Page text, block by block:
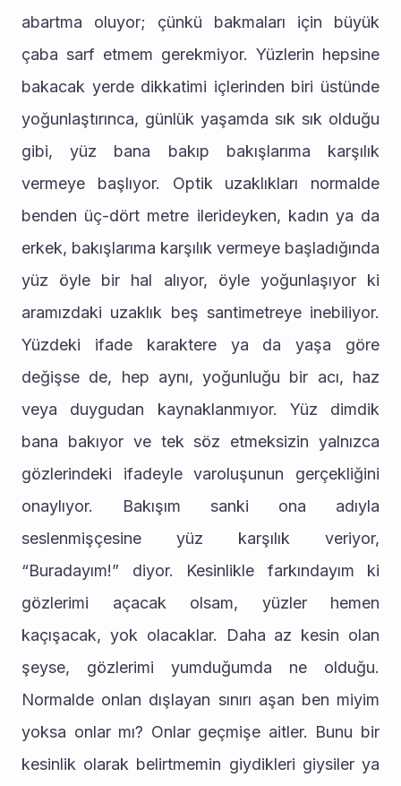
abartma oluyor; çünkü bakmaları için büyük
çaba sarf etmem gerekmiyor. Yüzlerin hepsine
bakacak yerde dikkatimi içlerinden biri üstünde
yoğunlaştırınca, günlük yaşamda sık sık olduğu
gibi, yüz bana bakıp bakışlarıma karşılık
vermeye başlıyor. Optik uzaklıkları normalde
benden üç-dört metre ilerideyken, kadın ya da
erkek, bakışlarıma karşılık vermeye başladığında
yüz öyle bir hal alıyor, öyle yoğunlaşıyor ki
aramızdaki uzaklık beş santimetreye inebiliyor.
Yüzdeki ifade karaktere ya da yaşa göre
değişse de, hep aynı, yoğunluğu bir acı, haz
veya duygudan kaynaklanmıyor. Yüz dimdik
bana bakıyor ve tek söz etmeksizin yalnızca
gözlerindeki ifadeyle varoluşunun gerçekliğini
onaylıyor. Bakışım sanki ona adıyla
seslenmişçesine yüz karşılık veriyor,
“Buradayım!” diyor. Kesinlikle farkındayım ki
gözlerimi açacak olsam, yüzler hemen
kaçışacak, yok olacaklar. Daha az kesin olan
şeyse, gözlerimi yumduğumda ne olduğu.
Normalde onlan dışlayan sınırı aşan ben miyim
yoksa onlar mı? Onlar geçmişe aitler. Bunu bir
kesinlik olarak belirtmemin giydikleri giysiler ya